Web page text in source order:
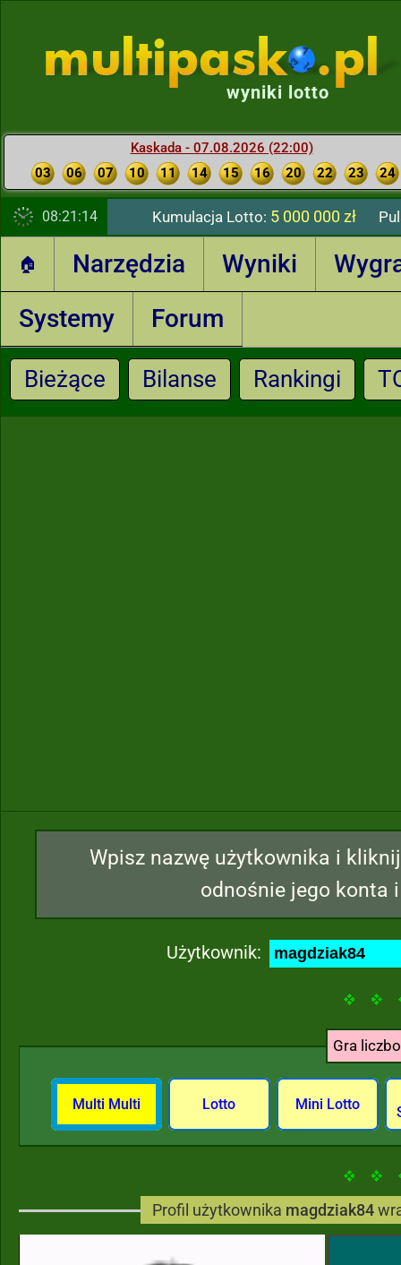
wyniki lotto
Kaskada - 07.08.2026 (22:00)
03
06 07 10 11 14 15 16 20 22 23 24
08:21:15 Kumulacja Lotto: 5 000 000 zł
🏠 Narzędzia Wyniki
Systemy
Forum
Bieżące Bilanse Rankingi
Wpisz nazwę użytkownika i
odnośnie jego konta
Użytkownik:
Gra
Multi Multi Lotto Mini Lotto
Profil użytkownika magdziak84